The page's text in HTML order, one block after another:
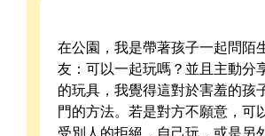
在公園，我是帶著孩子一起問陌
友：可以一起玩嗎？並且主動分
的玩具，我覺得這對於害羞的孩
門的方法。若是對方不願意，可